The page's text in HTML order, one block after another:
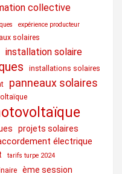
collective
expérience producteur
solaires
installation solaire
installations solaires
panneaux solaires
projets solaires
électrique
tarifs turpe 2024
ème session